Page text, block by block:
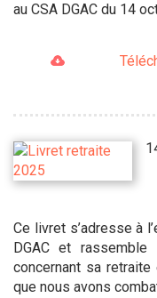
au CSA DGAC du 14
Ce livret s’adresse à
DGAC et
concernant sa
que nous avons